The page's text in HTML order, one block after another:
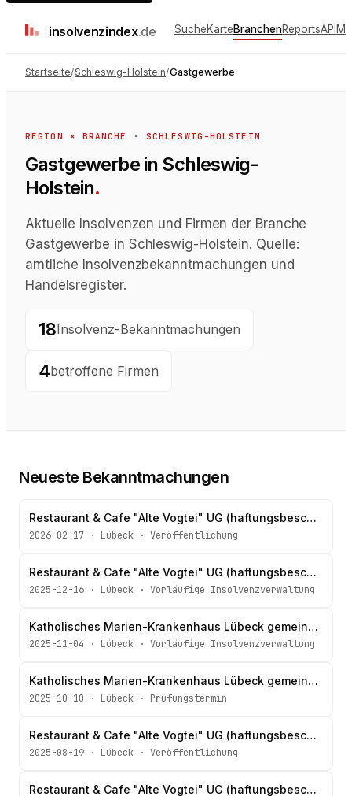
insolvenzindex.de SucheKarteBranchenReportsAPI
Startseite/Schleswig-Holstein/Gastgewerbe
REGION × BRANCHE · SCHLESWIG-HOLSTEIN
Gastgewerbe in Schleswig-
Holstein.
Aktuelle Insolvenzen und Firmen der Branche
Gastgewerbe in Schleswig-Holstein. Quelle:
amtliche Insolvenzbekanntmachungen und
Handelsregister.
18Insolvenz-Bekanntmachungen
4betroffene Firmen
Neueste Bekanntmachungen
Restaurant & Cafe "Alte Vogtei" UG (haftungsbeschränkt)
2026-02-17 · Lübeck · Veröffentlichung
Restaurant & Cafe "Alte Vogtei" UG (haftungsbeschränkt)
2025-12-16 · Lübeck · Vorläufige Insolvenzverwaltung
Katholisches Marien-Krankenhaus Lübeck gemeinnützige Gesellschaft mit beschränkter Haftung
2025-11-04 · Lübeck · Vorläufige Insolvenzverwaltung
Katholisches Marien-Krankenhaus Lübeck gemeinnützige Gesellschaft mit beschränkter Haftung
2025-10-10 · Lübeck · Prüfungstermin
Restaurant & Cafe "Alte Vogtei" UG (haftungsbeschränkt)
2025-08-19 · Lübeck · Veröffentlichung
Restaurant & Cafe "Alte Vogtei" UG (haftungsbeschränkt)